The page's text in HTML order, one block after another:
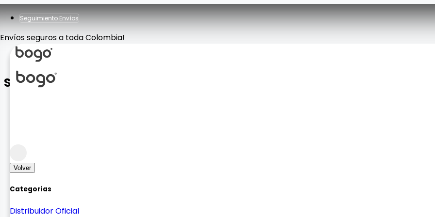
Seguimiento Envíos
Envíos seguros a toda Colombia!
Volver
Categorías
Distribuidor Oficial
SMART WATCH NFC 8